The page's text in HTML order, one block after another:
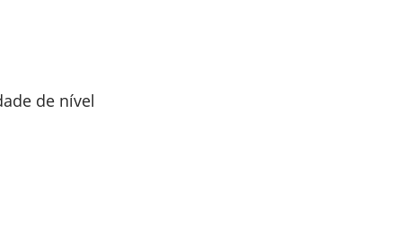
de nível